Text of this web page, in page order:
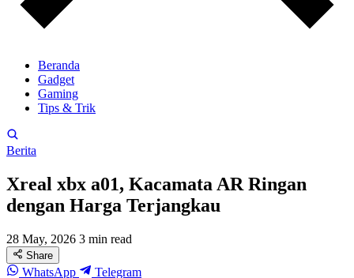
Beranda
Gadget
Gaming
Tips & Trik
Berita
Xreal xbx a01, Kacamata AR Ringan
dengan Harga Terjangkau
28 May, 2026 3 min read
Share
WhatsApp Telegram